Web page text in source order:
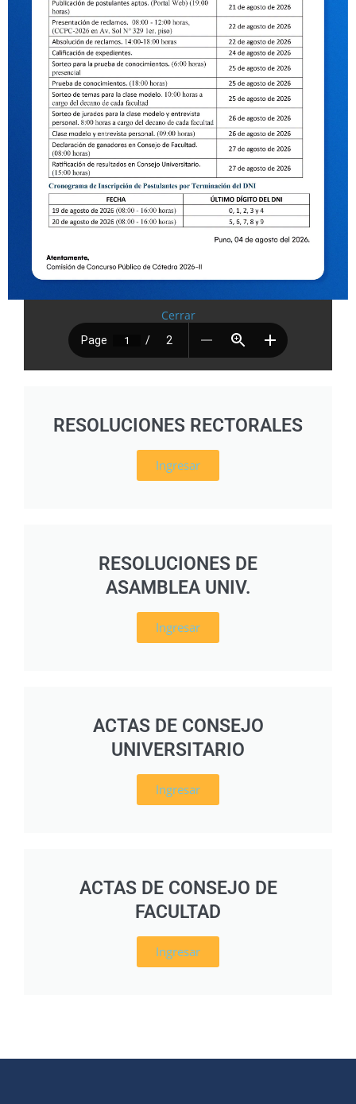
RESOLUCIONES RECTORALES
Ingresar
RESOLUCIONES DE
ASAMBLEA UNIV.
Ingresar
ACTAS DE CONSEJO
UNIVERSITARIO
Ingresar
ACTAS DE CONSEJO DE
FACULTAD
Ingresar
Cerrar